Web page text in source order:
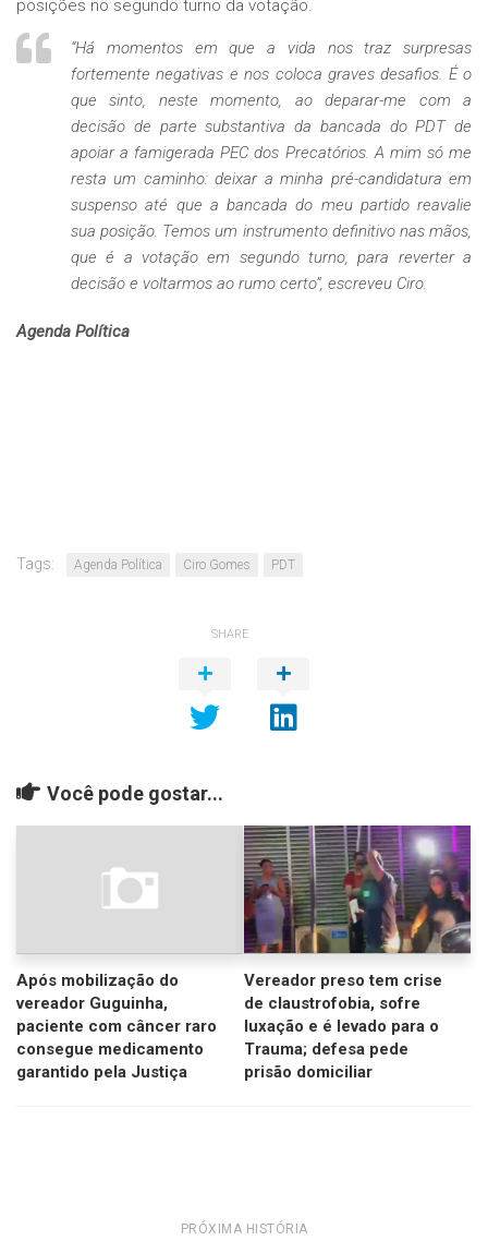
posições no segundo turno da votação.
“Há momentos em que a vida nos traz surpresas
fortemente negativas e nos coloca graves desafios. É o
que sinto, neste momento, ao deparar-me com a
decisão de parte substantiva da bancada do PDT de
apoiar a famigerada PEC dos Precatórios. A mim só me
resta um caminho: deixar a minha pré-candidatura em
suspenso até que a bancada do meu partido reavalie
sua posição. Temos um instrumento definitivo nas mãos,
que é a votação em segundo turno, para reverter a
decisão e voltarmos ao rumo certo”, escreveu Ciro.
Agenda Política
Tags: Agenda Política Ciro Gomes PDT
SHARE
Você pode gostar...
Após mobilização do
vereador Guguinha,
paciente com câncer raro
consegue medicamento
garantido pela Justiça
Vereador preso tem crise
de claustrofobia, sofre
luxação e é levado para o
Trauma; defesa pede
prisão domiciliar
PRÓXIMA HISTÓRIA